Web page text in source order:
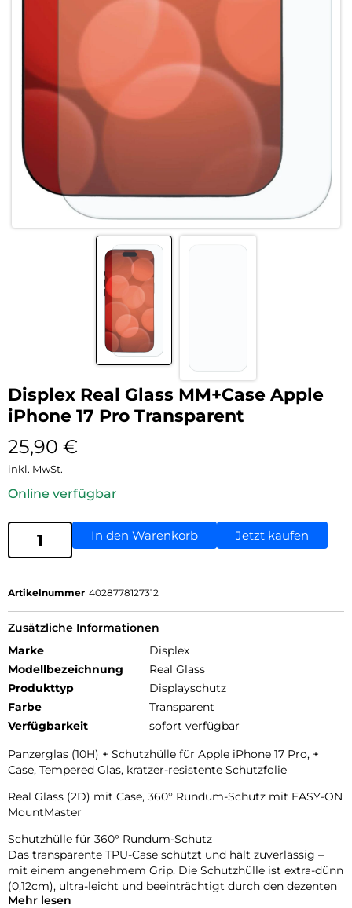
Displex Real Glass MM+Case Apple
iPhone 17 Pro Transparent
25,90 €
inkl. MwSt.
Online verfügbar
In den Warenkorb Jetzt kaufen
Artikelnummer 4028778127312
Zusätzliche Informationen
Marke
Displex
Modellbezeichnung
Real Glass
Produkttyp
Displayschutz
Farbe
Transparent
Verfügbarkeit
sofort verfügbar
Panzerglas (10H) + Schutzhülle für Apple iPhone 17 Pro, +
Case, Tempered Glas, kratzer-resistente Schutzfolie
Real Glass (2D) mit Case, 360° Rundum-Schutz mit EASY-ON
MountMaster
Schutzhülle für 360° Rundum-Schutz
Das transparente TPU-Case schützt und hält zuverlässig –
mit einem angenehmem Grip. Die Schutzhülle ist extra-dünn
(0,12cm), ultra-leicht und beeinträchtigt durch den dezenten
Look die Haptik und Optik Ihres Smartphones nur
Mehr lesen